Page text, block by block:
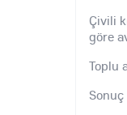
Çivili
göre
Toplu
Sonuç